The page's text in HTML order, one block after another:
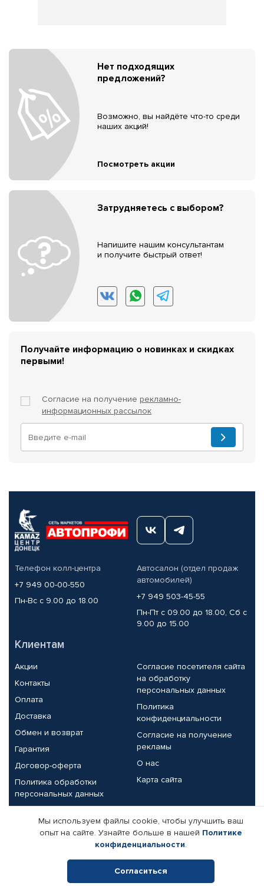
Нет подходящих
предложений?
Возможно, вы найдёте что-то среди
наших акций!
Посмотреть акции
Затрудняетесь с выбором?
Напишите нашим консультантам
и получите быстрый ответ!
Получайте информацию о новинках и скидках
первыми!
Согласие на получение рекламно-
информационных рассылок
Телефон колл-центра
+7 949 00-00-550
Пн-Вс с 9.00 до 18.00
Автосалон (отдел продаж
автомобилей)
+7 949 503-45-55
Пн-Пт с 09.00 до 18.00, Сб с
9.00 до 15.00
Клиентам
Акции
Контакты
Оплата
Доставка
Обмен и возврат
Гарантия
Договор-оферта
Политика обработки
персональных данных
Согласие посетителя сайта
на обработку
персональных данных
Политика
конфиденциальности
Согласие на получение
рекламы
О нас
Карта сайта
Партнерам
Корпоративным клиентам
Поставщикам
Реквизиты компании
Мы используем файлы cookie, чтобы улучшить ваш
опыт на сайте. Узнайте больше в нашей Политике
конфиденциальности.
Согласиться